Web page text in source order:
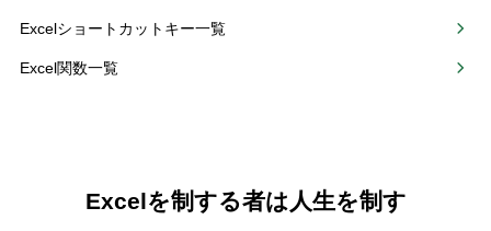
Excelショートカットキー一覧
Excel関数一覧
Excelを制する者は人生を制す